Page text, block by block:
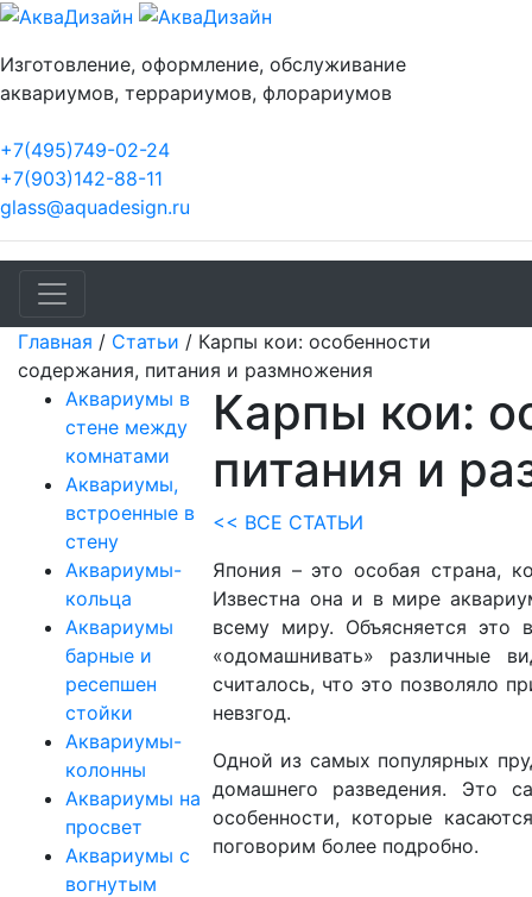
Изготовление, оформление, обслуживание
аквариумов, террариумов, флорариумов
+7(495)749-02-24
+7(903)142-88-11
glass@aquadesign.ru
Главная / Статьи / Карпы кои: особенности
содержания, питания и размножения
Аквариумы в
стене между
комнатами
Аквариумы,
встроенные в
стену
Аквариумы-
кольца
Аквариумы
барные и
ресепшен
стойки
Аквариумы-
колонны
Аквариумы на
просвет
Аквариумы с
вогнутым
Карпы кои:
питания и
<< ВСЕ СТАТЬИ
Япония – это особая страна,
Известна она и в мире
всему миру. Объясняется это
«одомашнивать» различные
считалось, что это позволяло
невзгод.
Одной из самых популярных
домашнего разведения. Это
особенности, которые
поговорим более подробно.